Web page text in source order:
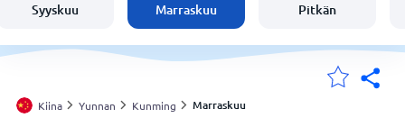
Suomi
Sijaintini
Syyskuu Marraskuu Pitkän
Kiina Yunnan Kunming Marraskuu